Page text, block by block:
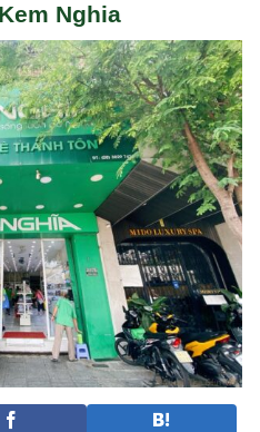
Nghia